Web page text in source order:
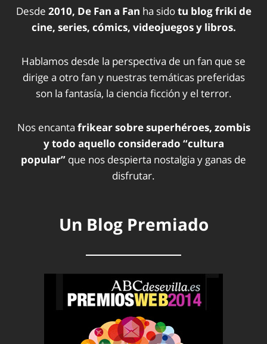
Desde 2010, De Fan a Fan ha sidotu blog friki de
cine, series, cómics, videojuegos y libros.
Hablamos desde la perspectiva de un fan que se
dirige a otro fan y nuestras temáticas preferidas
son la fantasía, la ciencia ficción y el terror.
Nos encanta frikear sobre superhéroes, zombis
y todo aquello considerado “cultura
popular” que nos despierta nostalgia y ganas de
disfrutar.
Un Blog Premiado